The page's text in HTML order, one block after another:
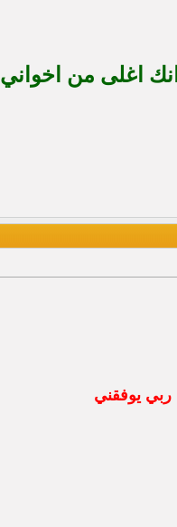
انك اغلى من اخواني
ربي يوفقني